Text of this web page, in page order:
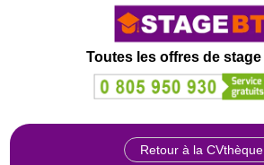
Toutes les offres de stage
Retour à la CVthèque